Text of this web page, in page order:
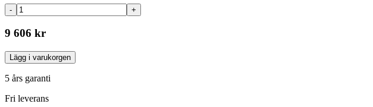
- +
9 606 kr
Lägg i varukorgen
5 års garanti
Fri leverans